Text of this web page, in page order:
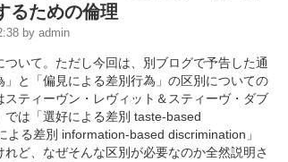
るための倫理
by admin
いて。ただし今回は、別ブログで予告した通
」と「偏見による差別行為」の区別についての
ティーヴン・レヴィット＆スティーヴ・ダブ
では「選好による差別 taste-based
よる差別 information-based discrimination」
れど、なぜそんな区別が必要なのか全然説明さ